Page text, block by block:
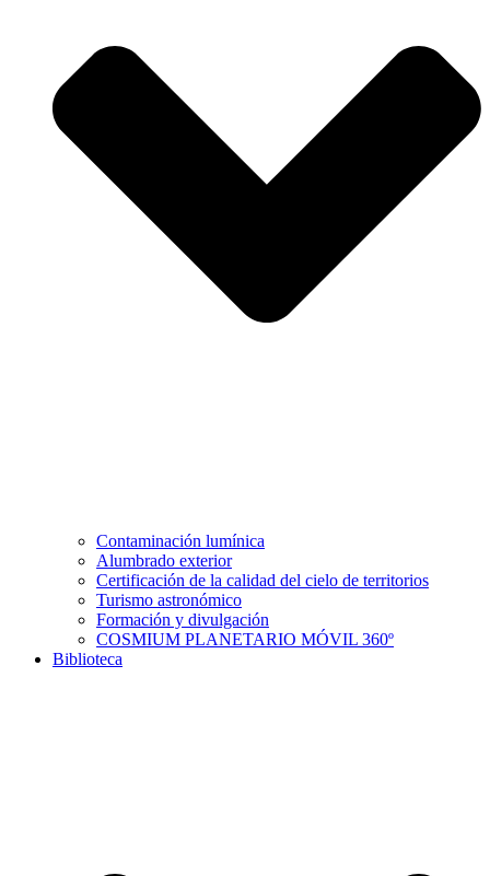
Contaminación lumínica
Alumbrado exterior
Certificación de la calidad del cielo de territorios
Turismo astronómico
Formación y divulgación
COSMIUM PLANETARIO MÓVIL 360º
Biblioteca